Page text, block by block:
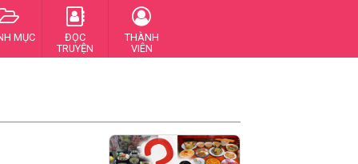
MỤC
ĐỌC
TRUYỆN
THÀNH
VIÊN